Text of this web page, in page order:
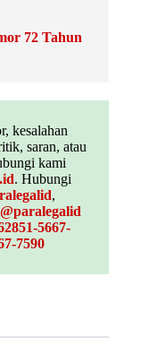
72 Tahun
kesalahan
saran, atau
kami
. Hubungi
,
@paralegalid
5667-
7590